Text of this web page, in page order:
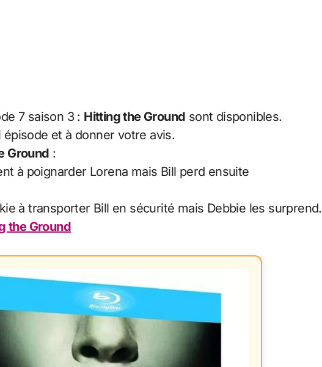
7 saison 3 : Hitting the Ground sont disponibles.
épisode et à donner votre avis.
Ground :
à poignarder Lorena mais Bill perd ensuite
à transporter Bill en sécurité mais Debbie les surprend.
the Ground